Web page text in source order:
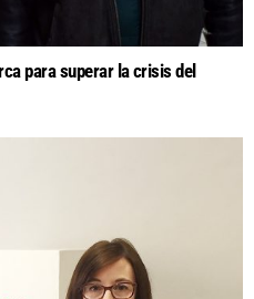
para superar la crisis del